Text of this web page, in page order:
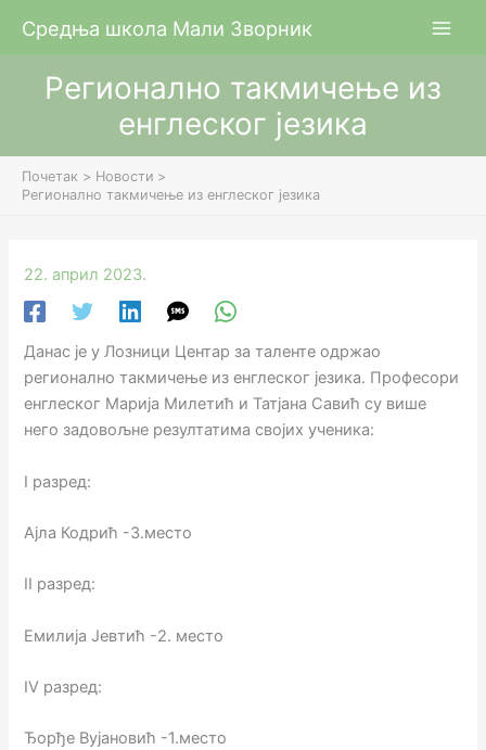
Средња школа Мали Зворник
Регионално такмичење из
енглеског језика
Почетак
Новости
Регионално такмичење из енглеског језика
22. април 2023.
Данас је у Лозници Центар за таленте одржао
регионално такмичење из енглеског језика. Професори
енглеског Марија Милетић и Татјана Савић су више
него задовољне резултатима својих ученика:
I разред:
Ајла Кодрић -3.место
II разред:
Емилија Јевтић -2. место
IV разред:
Ђорђе Вујановић -1.место